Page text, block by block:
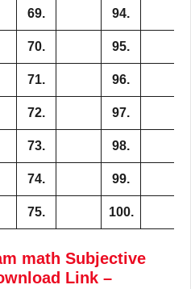
69. 94.
70. 95.
71. 96.
72. 97.
73. 98.
74. 99.
75. 100.
math Subjective
Link –